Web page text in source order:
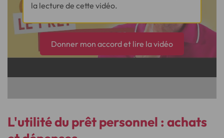
la lecture de cette vidéo.
Donner mon accord et lire la vidéo
L'utilité du prêt personnel : achats